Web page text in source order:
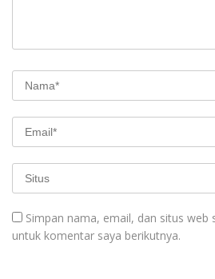
Simpan nama, email, dan situs web
untuk komentar saya berikutnya.